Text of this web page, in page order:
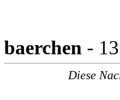
baerchen -
Diese